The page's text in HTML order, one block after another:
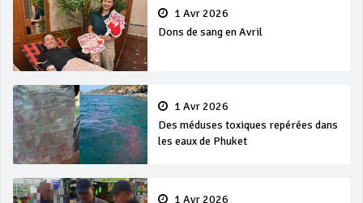
1 Avr 2026
Dons de sang en Avril
1 Avr 2026
Des méduses toxiques repérées dans
les eaux de Phuket
1 Avr 2026